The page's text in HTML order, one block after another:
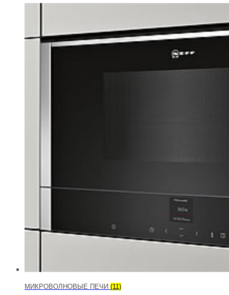
МИКРОВОЛНОВЫЕ ПЕЧИ (11)